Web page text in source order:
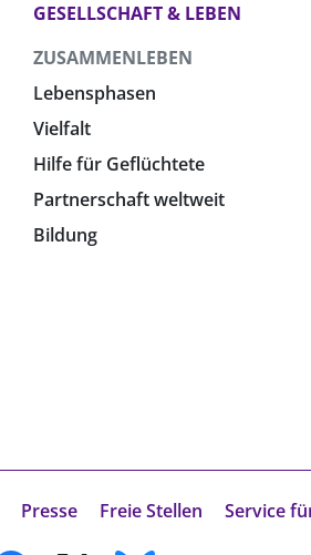
GESELLSCHAFT & LEBEN
ZUSAMMENLEBEN
Lebensphasen
Vielfalt
Hilfe für Geflüchtete
Partnerschaft weltweit
Bildung
Presse Freie Stellen Service